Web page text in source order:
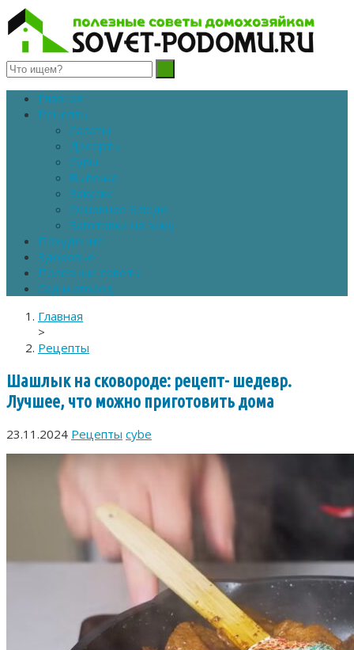
Полезные советы домохозяйкам
Главная
Рецепты
Салаты
Десерты
Супы
Выпечка
Закуски
Основное блюдо
Заготовки на зиму
Похудение
Здоровье
Полезные советы
Сад и огород
Главная
>
Рецепты
Шашлык на сковороде: рецепт- шедевр.
Лучшее, что можно приготовить дома
23.11.2024 Рецепты cybe